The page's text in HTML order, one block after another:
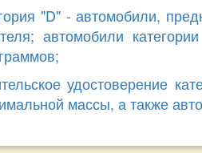
"D" - автомобили,
автомобили
удостоверение
массы, а также